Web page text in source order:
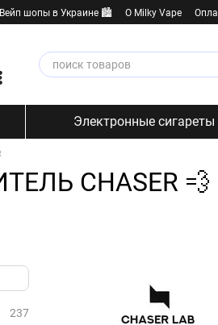
Вейп шопы в Украине 🏙️ О Milky Vape
Электронные сигареты
CHASER
237